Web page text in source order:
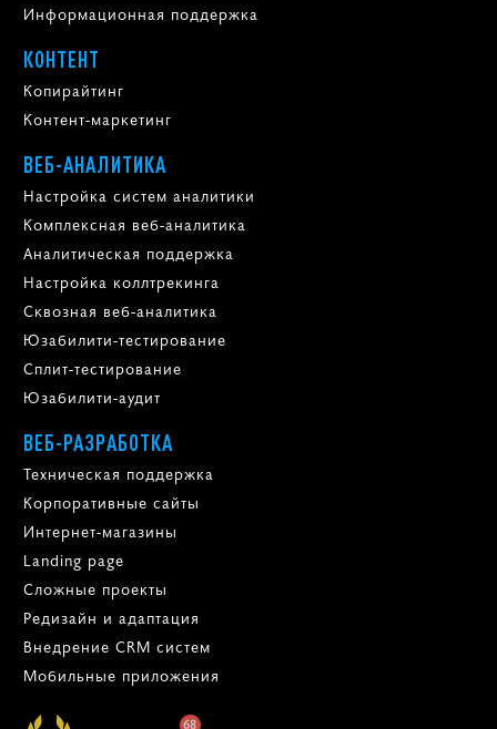
Информационная поддержка
КОНТЕНТ
Копирайтинг
Контент-маркетинг
ВЕБ-АНАЛИТИКА
Настройка систем аналитики
Комплексная веб-аналитика
Аналитическая поддержка
Настройка коллтрекинга
Сквозная веб-аналитика
Юзабилити-тестирование
Сплит-тестирование
Юзабилити-аудит
ВЕБ-РАЗРАБОТКА
Техническая поддержка
Корпоративные сайты
Интернет-магазины
Landing page
Сложные проекты
Редизайн и адаптация
Внедрение CRM систем
Мобильные приложения
68